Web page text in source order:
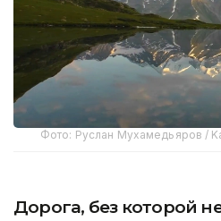
Фото: Руслан Мухамедьяров /
Дорога, без которой